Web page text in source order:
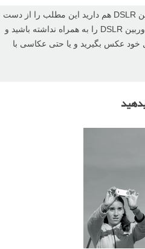
توصیه می کنیم که حتی اگر دوربین DSLR هم دارید این مطلب را از دست
ندهید، چراکه ممکن است جایی دوربین DSLR را به همراه نداشته باشید و
خود عکس بگیرید و یا حتی عکاسی با